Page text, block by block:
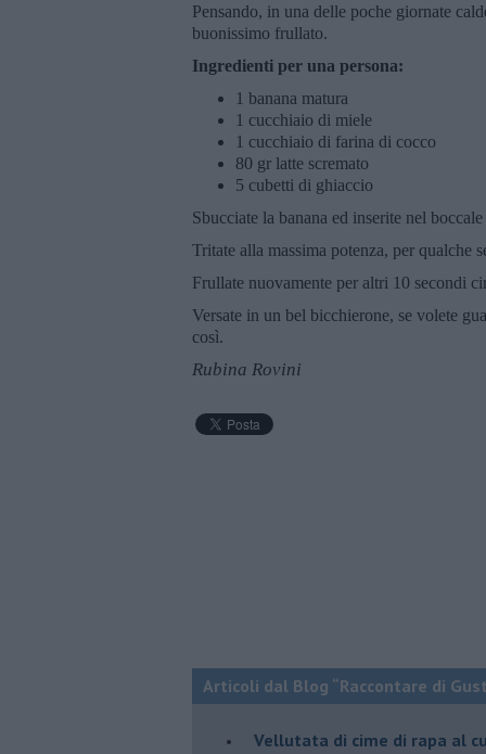
Pensando, in una delle poche giornate
buonissimo frullato.
Ingredienti per una persona:
1 banana matura
1 cucchiaio di miele
1 cucchiaio di farina di cocco
80 gr latte scremato
5 cubetti di ghiaccio
Sbucciate la banana ed inserite nel
Tritate alla massima potenza, per qualche
Frullate nuovamente per altri 10 secondi
Versate in un bel bicchierone, se volete
così.
Rubina Rovini
Articoli dal Blog “Raccontare di
Vellutata di cime di rapa al